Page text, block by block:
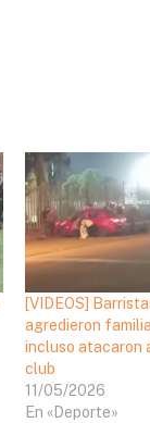
[VIDEOS]
agredieron
incluso atacaron
club
11/05/2026
En «Deporte»